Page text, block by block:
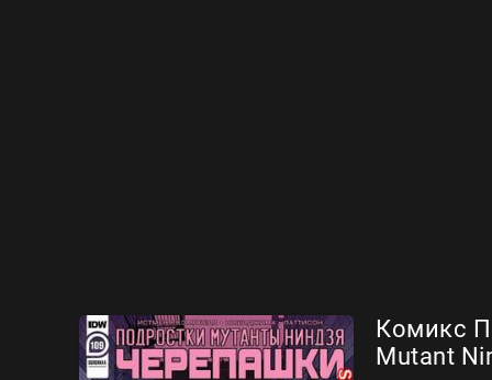
Комикс
Mutant